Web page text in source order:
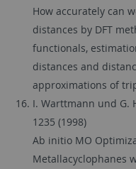
How accurately can
distances by DFT
functionals,
distances and
approximations of
I. Warttmann und G.
1235 (1998)
Ab initio MO
Metallacyclophanes